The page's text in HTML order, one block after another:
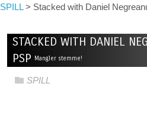
SPILL> Stacked with Daniel
STACKED WITH DANIEL
PSP
Mangler stemme!
SPILL